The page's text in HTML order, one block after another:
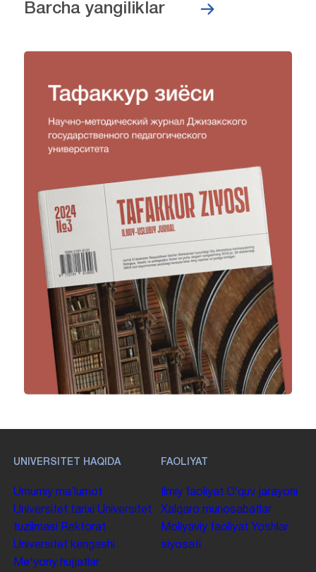
Barcha yangiliklar
UNIVERSITET HAQIDA
Umumiy maʼlumot
Universitet tarixi Universitet
tuzilmasi Rektorat
Universitet kengashi
Me'yoriy hujjatlar
FAOLIYAT
Ilmiy faoliyat Oʻquv jarayoni
Xalqaro munosabatlar
Moliyaviy faoliyat Yoshlar
siyosati